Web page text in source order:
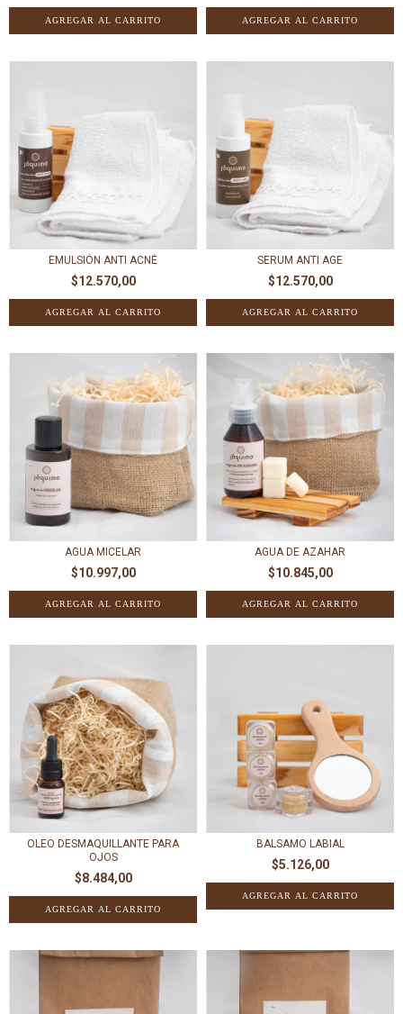
EMULSIÓN ANTI ACNÉ
$12.570,00
SERUM ANTI AGE
$12.570,00
AGUA MICELAR
$10.997,00
AGUA DE AZAHAR
$10.845,00
OLEO DESMAQUILLANTE PARA
OJOS
$8.484,00
BALSAMO LABIAL
$5.126,00